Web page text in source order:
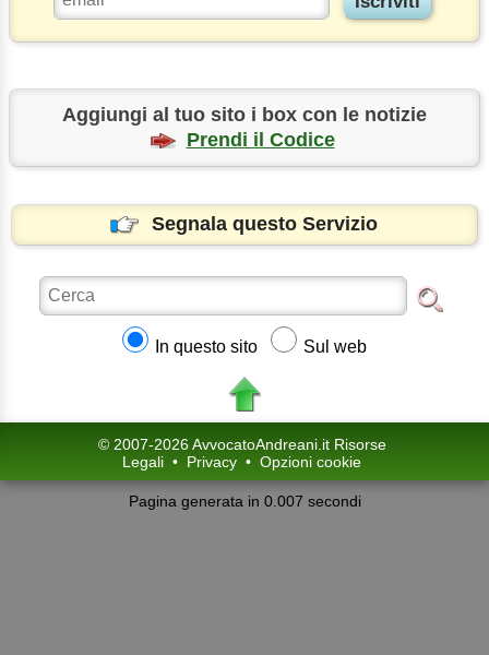
Aggiungi al tuo sito i box con le notizie
Prendi il Codice
Segnala questo Servizio
In questo sito Sul web
© 2007-2026 AvvocatoAndreani.it Risorse
Legali • Privacy • Opzioni cookie
Pagina generata in 0.007 secondi